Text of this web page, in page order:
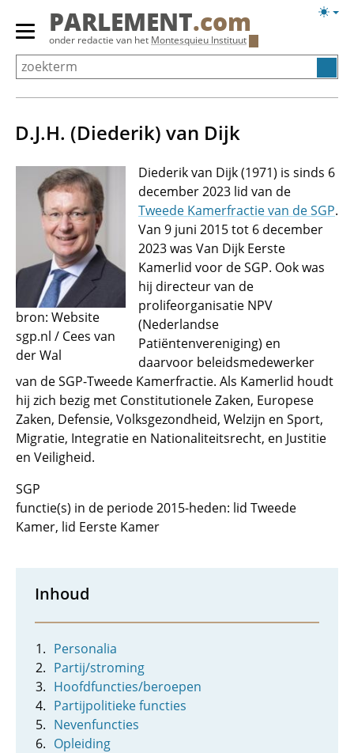
Overslaan
Primair
menu
tonen/verbergen
PARLEMENT.com
onder redactie van het Montesquieu Instituut
D.J.H. (Diederik) van Dijk
bron: Website
sgp.nl / Cees van
der Wal
Diederik van Dijk (1971) is sinds 6
december 2023 lid van de
Tweede Kamerfractie van de SGP.
Van 9 juni 2015 tot 6 december
2023 was Van Dijk Eerste
Kamerlid voor de SGP. Ook was
hij directeur van de
prolifeorganisatie NPV
(Nederlandse
Patiëntenvereniging) en
daarvoor beleidsmedewerker
van de SGP-Tweede Kamerfractie. Als Kamerlid houdt
hij zich bezig met Constitutionele Zaken, Europese
Zaken, Defensie, Volksgezondheid, Welzijn en Sport,
Migratie, Integratie en Nationaliteitsrecht, en Justitie
en Veiligheid.
SGP
functie(s) in de periode 2015-heden: lid Tweede
Kamer, lid Eerste Kamer
Inhoud
Personalia
Partij/stroming
Hoofdfuncties/beroepen
Partijpolitieke functies
Nevenfuncties
Opleiding